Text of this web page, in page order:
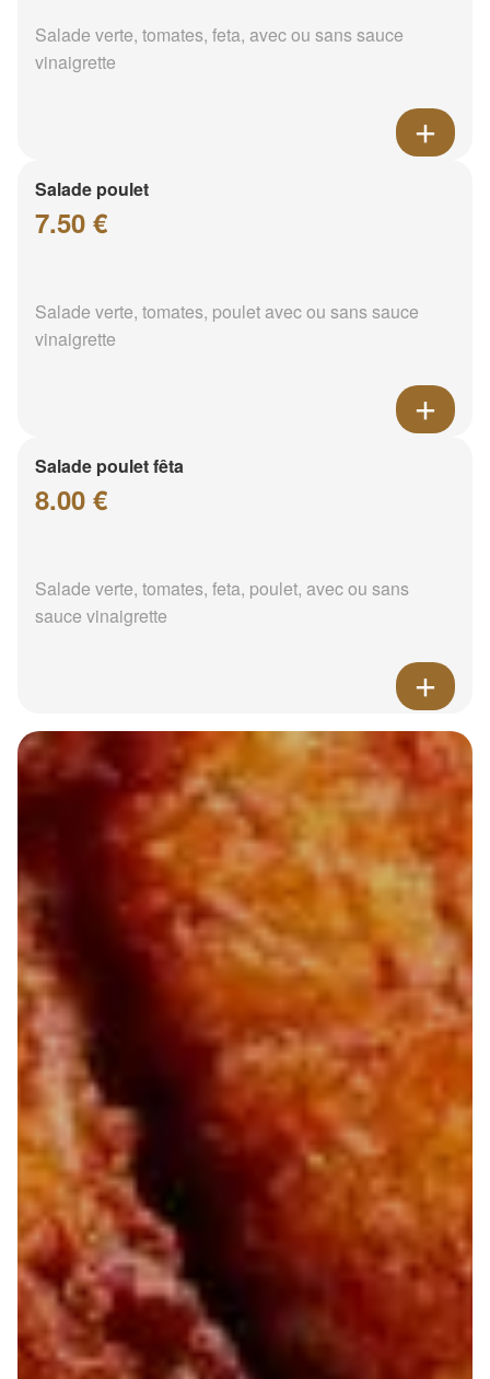
Salade verte, tomates, feta, avec ou sans sauce
vinaigrette
Salade poulet
7.50 €
Salade verte, tomates, poulet avec ou sans sauce
vinaigrette
Salade poulet fêta
8.00 €
Salade verte, tomates, feta, poulet, avec ou sans
sauce vinaigrette